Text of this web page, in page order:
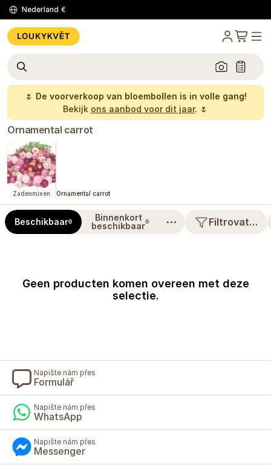
Nederland €
🌷 De voorverkoop van bloembollen is in volle gang!
Bekijk ons aanbod voor dit jaar. 🌷
Ornamental carrot
Zadenmixen Ornamental carrot
Beschikbaar0
Binnenkort
beschikbaar0 ⋯ Filtrovat…
Geen producten komen overeen met deze
selectie.
Napište nám přes
Formulář
Napište nám přes
WhatsApp
Napište nám přes
Messenger